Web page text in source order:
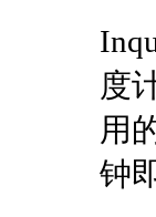
度
用
钟